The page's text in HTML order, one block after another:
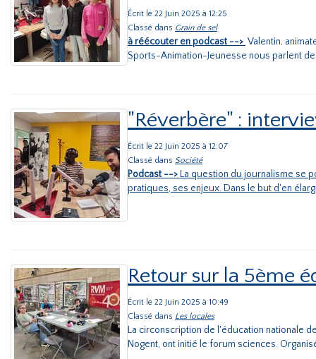
Écrit le 22 Juin 2025 à 12:25
Classé dans Grain de sel
à réécouter en podcast --> Valentin,
Sports-Animation-Jeunesse nous parlent
"Réverbère" :
Écrit le 22 Juin 2025 à 12:07
Classé dans Société
Podcast --> La question du journalisme se
pratiques, ses enjeux. Dans le but d'en
Retour sur la 5ème
Écrit le 22 Juin 2025 à 10:49
Classé dans Les locales
La circonscription de l'éducation nationale
Nogent, ont initié le forum sciences.